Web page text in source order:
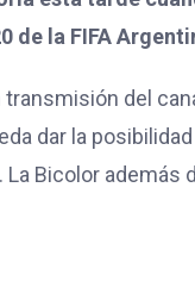
de la FIFA
del
dar la
Bicolor